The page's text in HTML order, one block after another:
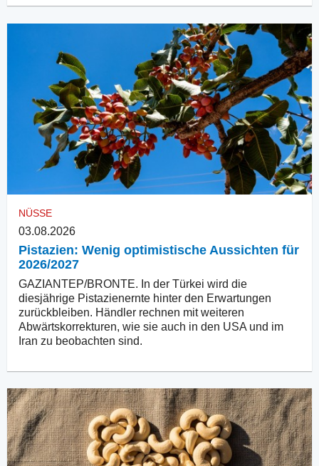
NÜSSE
03.08.2026
Pistazien: Wenig optimistische Aussichten für
2026/2027
GAZIANTEP/BRONTE. In der Türkei wird die
diesjährige Pistazienernte hinter den Erwartungen
zurückbleiben. Händler rechnen mit weiteren
Abwärtskorrekturen, wie sie auch in den USA und im
Iran zu beobachten sind.